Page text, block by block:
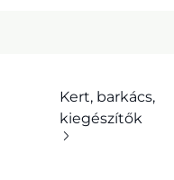
Kert, barkács,
kiegészítők